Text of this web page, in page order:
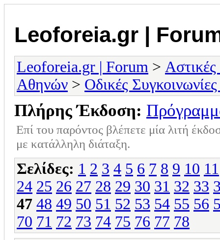
Leoforeia.gr |
Leoforeia.gr | Forum >
Αθηνών > Οδικές
Πλήρης Έκδοση:
Επί του παρόντος βλέπετε μία λιτή
με κατάλληλη διάταξη.
Σελίδες: 1 2 3 4 5 6 7 8 9 10 11
24 25 26 27 28 29 30 31 32 33
47 48 49 50 51 52 53 54 55 56
70 71 72 73 74 75 76 77 78